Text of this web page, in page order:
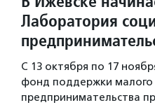
Лаборатория
С 13 октября по 17
фонд поддержки малого
предпринимательства